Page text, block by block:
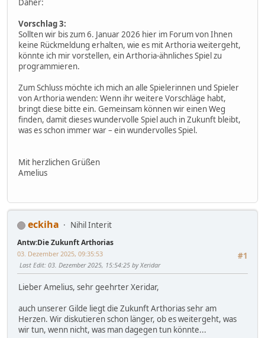
Daher:
Vorschlag 3:
Sollten wir bis zum 6. Januar 2026 hier im Forum von Ihnen
keine Rückmeldung erhalten, wie es mit Arthoria weitergeht,
könnte ich mir vorstellen, ein Arthoria-ähnliches Spiel zu
programmieren.
Zum Schluss möchte ich mich an alle Spielerinnen und Spieler
von Arthoria wenden: Wenn ihr weitere Vorschläge habt,
bringt diese bitte ein. Gemeinsam können wir einen Weg
finden, damit dieses wundervolle Spiel auch in Zukunft bleibt,
was es schon immer war – ein wundervolles Spiel.
Mit herzlichen Grüßen
Amelius
eckiha Nihil Interit
Antw:Die Zukunft Arthorias
#1
03. Dezember 2025, 09:35:53
Last Edit: 03. Dezember 2025, 15:54:25 by Xeridar
Lieber Amelius, sehr geehrter Xeridar,
auch unserer Gilde liegt die Zukunft Arthorias sehr am
Herzen. Wir diskutieren schon länger, ob es weitergeht, was
wir tun, wenn nicht, was man dagegen tun könnte...